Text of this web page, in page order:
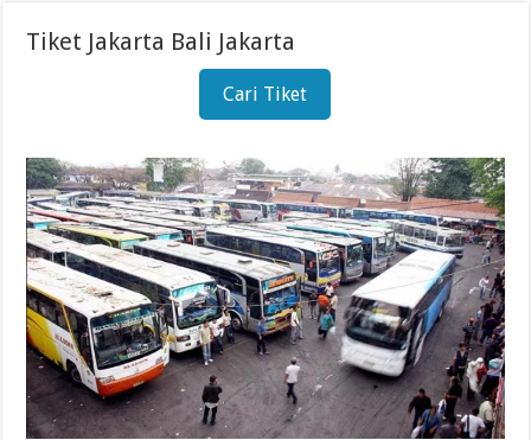
Tiket Jakarta Bali Jakarta
Cari Tiket